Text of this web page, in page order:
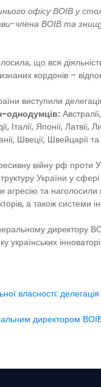
офісу ВОІВ у
члена ВОІВ та
що вся
кордонів –
виступили
однодумців:
Італії, Японії,
Швеції, Швейцарії
війну рф проти
України у
та
а також системи
директору
власності:
директором